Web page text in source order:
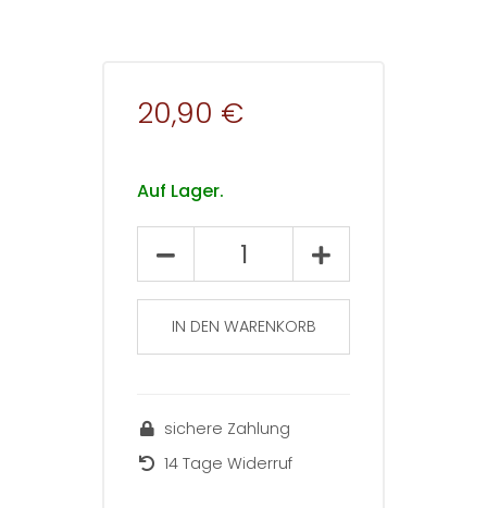
20,90 €
Auf Lager.
Beiträge
Fremdsprachenvermittlung
2025
(Sonderheft
IN DEN WARENKORB
sichere Zahlung
14 Tage Widerruf